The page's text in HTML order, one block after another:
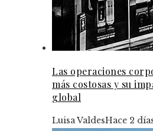
Las operaciones
más costosas y su
global
Luisa ValdesHace 2